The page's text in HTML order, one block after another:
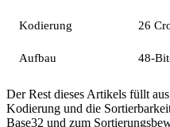
Kodierung 26
Aufbau 48-
Der Rest dieses Artikels füllt
Kodierung und die
Base32 und zum